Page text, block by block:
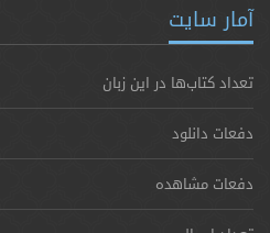
آمار سایت
تعداد کتاب‌ها در این زبان
دفعات دانلود
دفعات مشاهده